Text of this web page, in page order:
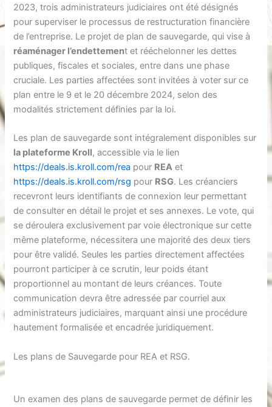
2023, trois administrateurs judiciaires ont été désignés
pour superviser le processus de restructuration financière
de l’entreprise. Le projet de plan de sauvegarde, qui vise à
réaménager l’endettement et rééchelonner les dettes
publiques, fiscales et sociales, entre dans une phase
cruciale. Les parties affectées sont invitées à voter sur ce
plan entre le 9 et le 20 décembre 2024, selon des
modalités strictement définies par la loi.
Les plan de sauvegarde sont intégralement disponibles sur
la plateforme Kroll, accessible via le lien
https://deals.is.kroll.com/rea pour REA et
https://deals.is.kroll.com/rsg pour RSG. Les créanciers
recevront leurs identifiants de connexion leur permettant
de consulter en détail le projet et ses annexes. Le vote, qui
se déroulera exclusivement par voie électronique sur cette
même plateforme, nécessitera une majorité des deux tiers
pour être validé. Seules les parties directement affectées
pourront participer à ce scrutin, leur poids étant
proportionnel au montant de leurs créances. Toute
communication devra être adressée par courriel aux
administrateurs judiciaires, marquant ainsi une procédure
hautement formalisée et encadrée juridiquement.
Les plans de Sauvegarde pour REA et RSG.
Un examen des plans de sauvegarde permet de définir les